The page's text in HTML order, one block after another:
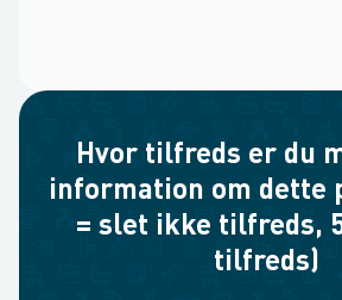
Hvor tilfreds er du
information om dette
= slet ikke tilfreds,
tilfreds)